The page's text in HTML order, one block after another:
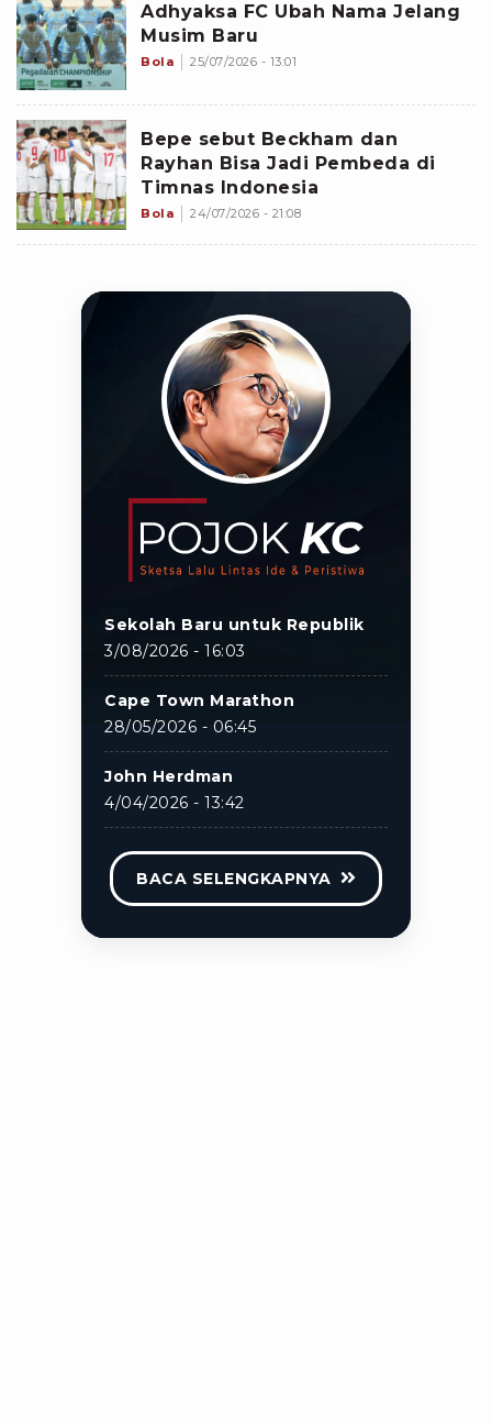
Adhyaksa FC Ubah Nama Jelang
Musim Baru
Bola 25/07/2026 - 13:01
Bepe sebut Beckham dan
Rayhan Bisa Jadi Pembeda di
Timnas Indonesia
Bola 24/07/2026 - 21:08
Sekolah Baru untuk Republik
3/08/2026 - 16:03
Cape Town Marathon
28/05/2026 - 06:45
John Herdman
4/04/2026 - 13:42
BACA SELENGKAPNYA